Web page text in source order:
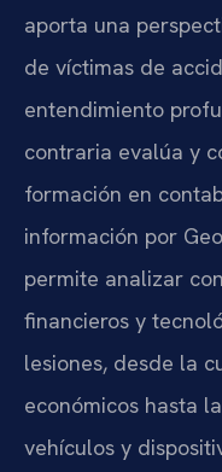
aporta una
de víctimas de
entendimiento
contraria evalúa y
formación en
información por
permite analizar
financieros y
lesiones, desde la
económicos hasta
vehículos y